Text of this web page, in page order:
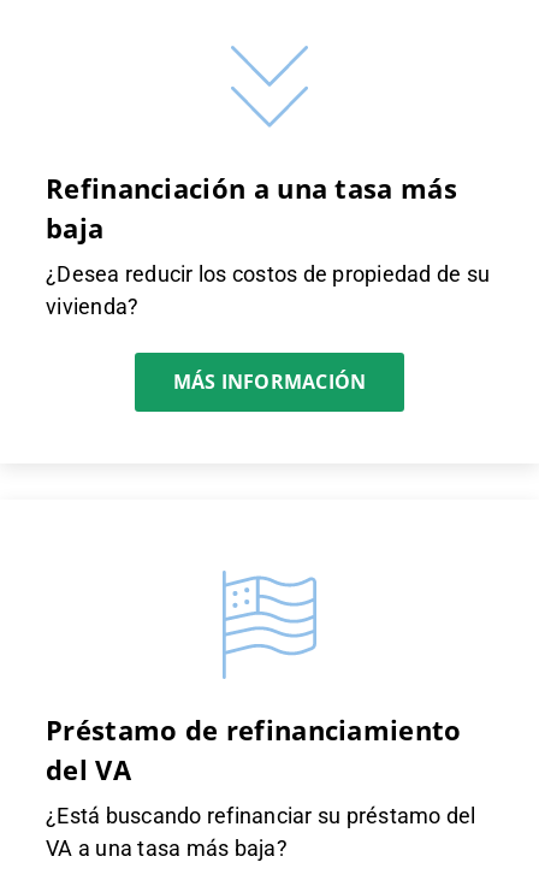
Refinanciación a una tasa más
baja
¿Desea reducir los costos de propiedad de su
vivienda?
MÁS INFORMACIÓN
Préstamo de refinanciamiento
del VA
¿Está buscando refinanciar su préstamo del
VA a una tasa más baja?